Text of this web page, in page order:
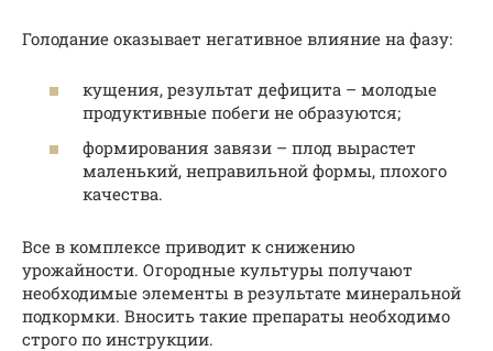
Голодание оказывает негативное влияние на фазу:
кущения, результат дефицита – молодые
продуктивные побеги не образуются;
формирования завязи – плод вырастет
маленький, неправильной формы, плохого
качества.
Все в комплексе приводит к снижению
урожайности. Огородные культуры получают
необходимые элементы в результате минеральной
подкормки. Вносить такие препараты необходимо
строго по инструкции.